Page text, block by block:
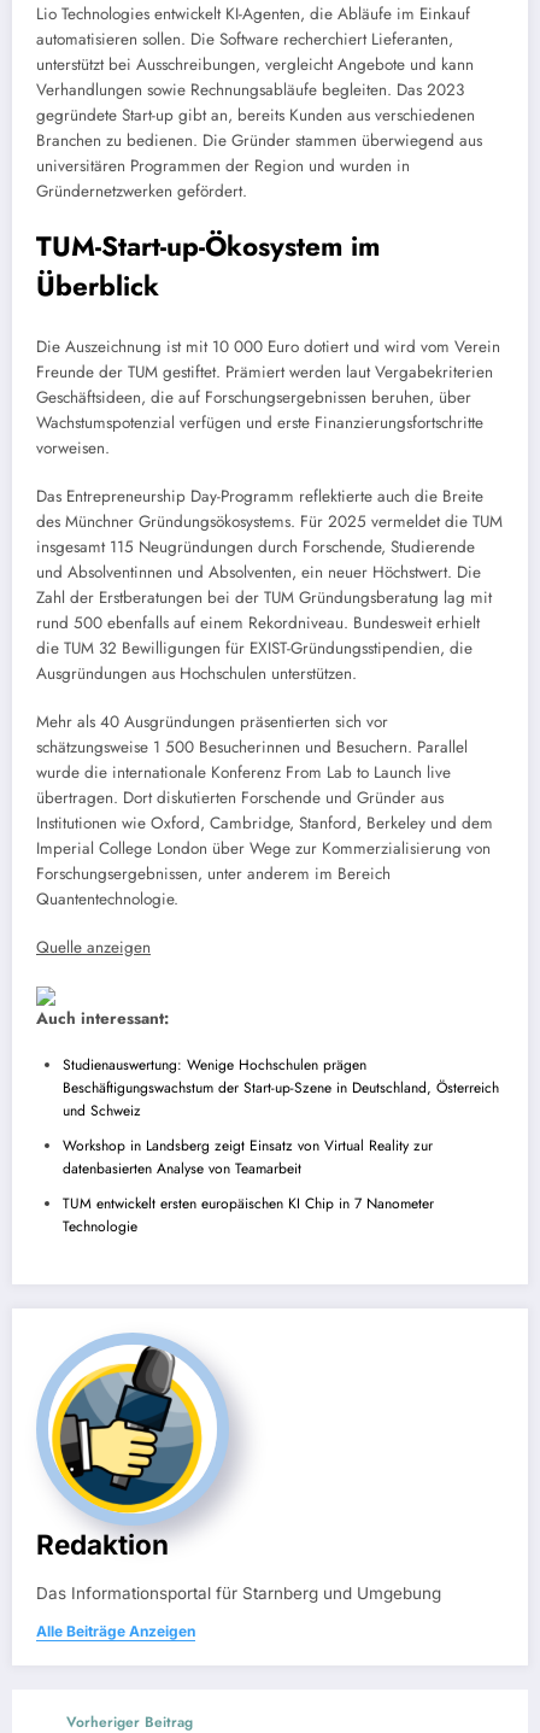
Lio Technologies entwickelt KI-Agenten, die Abläufe im Einkauf
automatisieren sollen. Die Software recherchiert Lieferanten,
unterstützt bei Ausschreibungen, vergleicht Angebote und kann
Verhandlungen sowie Rechnungsabläufe begleiten. Das 2023
gegründete Start-up gibt an, bereits Kunden aus verschiedenen
Branchen zu bedienen. Die Gründer stammen überwiegend aus
universitären Programmen der Region und wurden in
Gründernetzwerken gefördert.
TUM-Start-up-Ökosystem im
Überblick
Die Auszeichnung ist mit 10 000 Euro dotiert und wird vom Verein
Freunde der TUM gestiftet. Prämiert werden laut Vergabekriterien
Geschäftsideen, die auf Forschungsergebnissen beruhen, über
Wachstumspotenzial verfügen und erste Finanzierungsfortschritte
vorweisen.
Das Entrepreneurship Day-Programm reflektierte auch die Breite
des Münchner Gründungsökosystems. Für 2025 vermeldet die TUM
insgesamt 115 Neugründungen durch Forschende, Studierende
und Absolventinnen und Absolventen, ein neuer Höchstwert. Die
Zahl der Erstberatungen bei der TUM Gründungsberatung lag mit
rund 500 ebenfalls auf einem Rekordniveau. Bundesweit erhielt
die TUM 32 Bewilligungen für EXIST-Gründungsstipendien, die
Ausgründungen aus Hochschulen unterstützen.
Mehr als 40 Ausgründungen präsentierten sich vor
schätzungsweise 1 500 Besucherinnen und Besuchern. Parallel
wurde die internationale Konferenz From Lab to Launch live
übertragen. Dort diskutierten Forschende und Gründer aus
Institutionen wie Oxford, Cambridge, Stanford, Berkeley und dem
Imperial College London über Wege zur Kommerzialisierung von
Forschungsergebnissen, unter anderem im Bereich
Quantentechnologie.
Quelle anzeigen
Auch interessant:
Studienauswertung: Wenige Hochschulen prägen
Beschäftigungswachstum der Start-up-Szene in Deutschland, Österreich
und Schweiz
Workshop in Landsberg zeigt Einsatz von Virtual Reality zur
datenbasierten Analyse von Teamarbeit
TUM entwickelt ersten europäischen KI Chip in 7 Nanometer
Technologie
Redaktion
Das Informationsportal für Starnberg und Umgebung
Alle Beiträge Anzeigen
Vorheriger Beitrag